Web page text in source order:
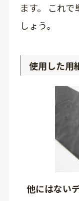
ます。 これ
しょう。
使用した用
他にはない